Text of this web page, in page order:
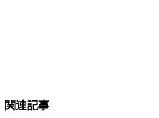
関連記事